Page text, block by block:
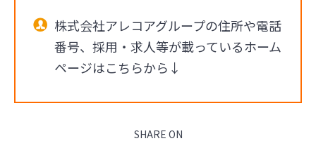
株式会社アレコアグループの住所や電話
番号、採用・求人等が載っているホーム
ページはこちらから↓
SHARE ON